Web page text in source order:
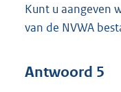
Kunt u aangeven
van de NVWA
Antwoord 5